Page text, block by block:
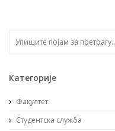
Категорије
Факултет
Студентска служба